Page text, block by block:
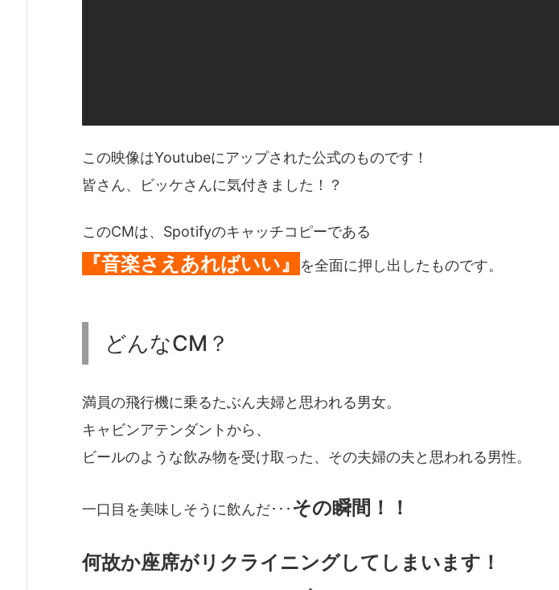
この映像はYoutubeにアップされた公式のものです！
皆さん、ビッケさんに気付きました！？
このCMは、Spotifyのキャッチコピーである
『音楽さえあればいい』 を全面に押し出したものです。
どんなCM？
満員の飛行機に乗るたぶん夫婦と思われる男女。
キャビンアテンダントから、
ビールのような飲み物を受け取った、その夫婦の夫と思われる男性。
一口目を美味しそうに飲んだ･･･その瞬間！！
何故か座席がリクライニングしてしまいます！